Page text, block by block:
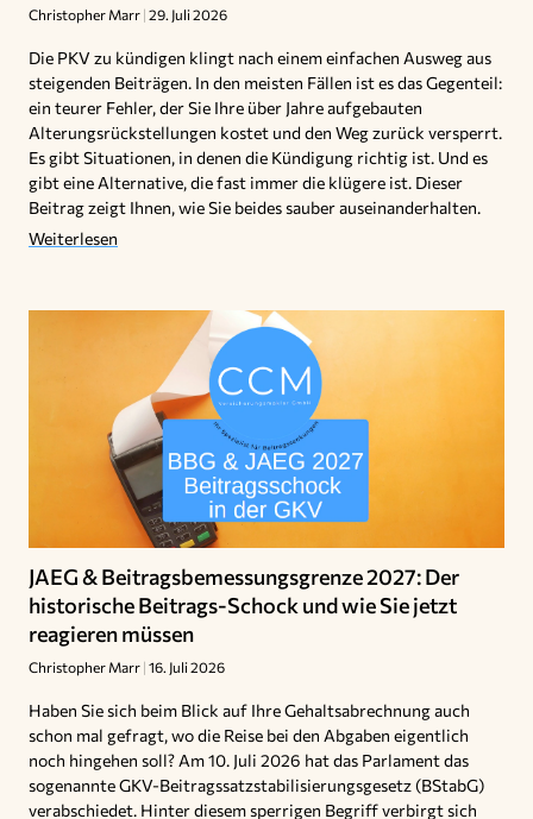
Christopher Marr 29. Juli 2026
Die PKV zu kündigen klingt nach einem einfachen Ausweg aus
steigenden Beiträgen. In den meisten Fällen ist es das Gegenteil:
ein teurer Fehler, der Sie Ihre über Jahre aufgebauten
Alterungsrückstellungen kostet und den Weg zurück versperrt.
Es gibt Situationen, in denen die Kündigung richtig ist. Und es
gibt eine Alternative, die fast immer die klügere ist. Dieser
Beitrag zeigt Ihnen, wie Sie beides sauber auseinanderhalten.
Weiterlesen
JAEG & Beitragsbemessungsgrenze 2027: Der
historische Beitrags-Schock und wie Sie jetzt
reagieren müssen
Christopher Marr 16. Juli 2026
Haben Sie sich beim Blick auf Ihre Gehaltsabrechnung auch
schon mal gefragt, wo die Reise bei den Abgaben eigentlich
noch hingehen soll? Am 10. Juli 2026 hat das Parlament das
sogenannte GKV-Beitragssatzstabilisierungsgesetz (BStabG)
verabschiedet. Hinter diesem sperrigen Begriff verbirgt sich